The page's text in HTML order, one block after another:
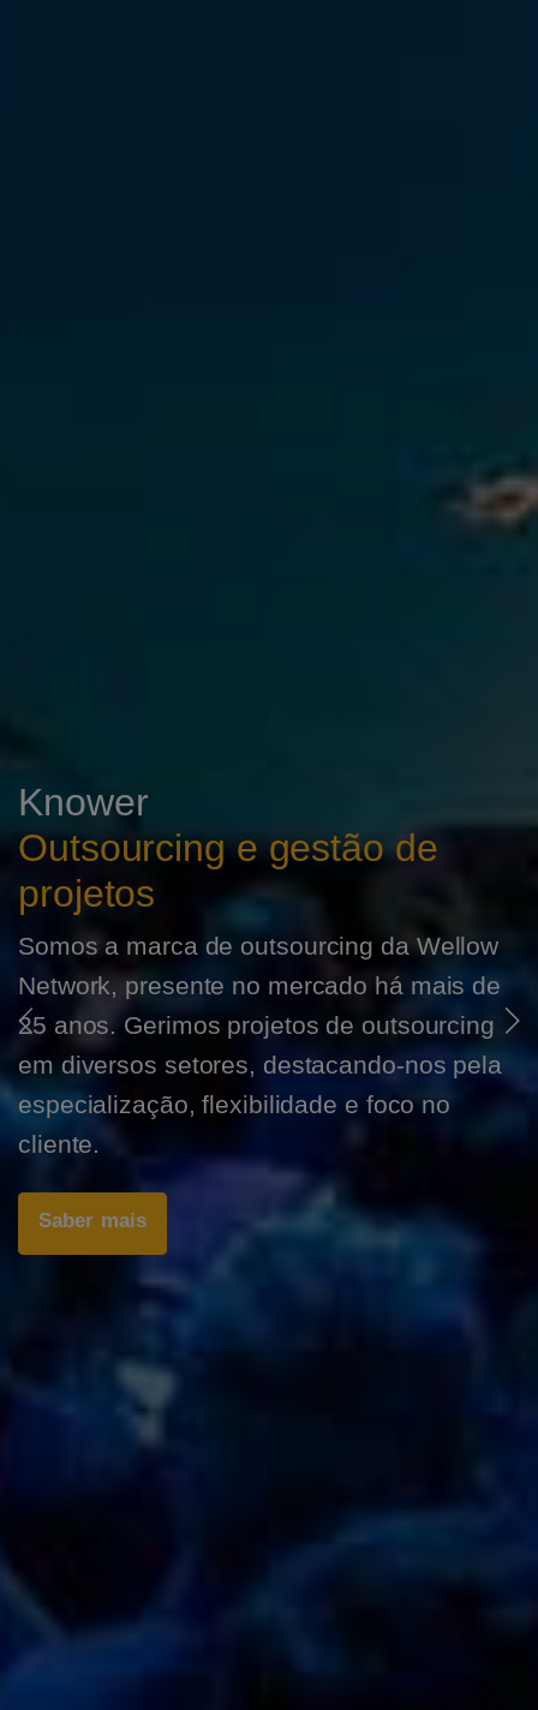
Knower
Outsourcing e gestão de
projetos
Somos a marca de outsourcing da Wellow
Network, presente no mercado há mais de
25 anos. Gerimos projetos de outsourcing
em diversos setores, destacando-nos pela
especialização, flexibilidade e foco no
cliente.
Saber mais